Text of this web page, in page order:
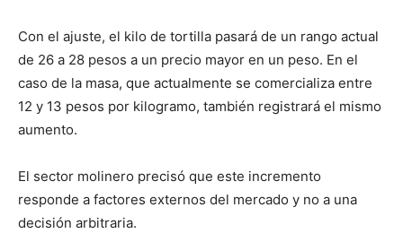
Con el ajuste, el kilo de tortilla pasará de un rango actual
de 26 a 28 pesos a un precio mayor en un peso. En el
caso de la masa, que actualmente se comercializa entre
12 y 13 pesos por kilogramo, también registrará el mismo
aumento.
El sector molinero precisó que este incremento
responde a factores externos del mercado y no a una
decisión arbitraria.